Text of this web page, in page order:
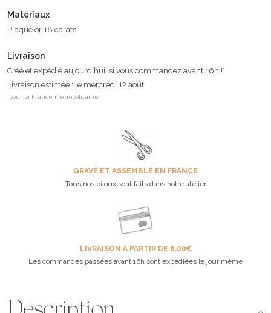
Matériaux
Plaqué or 18 carats
Livraison
Créé et expédié aujourd'hui, si vous commandez avant 16h !*
Livraison estimée : le mercredi 12 août
*pour la France métropolitaine
GRAVÉ ET ASSEMBLÉ EN FRANCE
Tous nos bijoux sont faits dans notre atelier
LIVRAISON À PARTIR DE 6,00€
Les commandes passées avant 16h sont expédiées le jour même